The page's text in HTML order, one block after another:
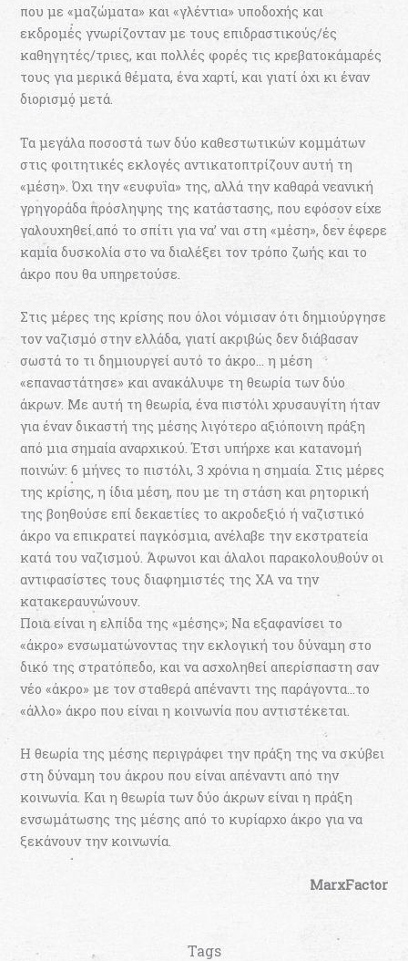
που με «μαζώματα» και «γλέντια» υποδοχής και
εκδρομές γνωρίζονταν με τους επιδραστικούς/ές
καθηγητές/τριες, και πολλές φορές τις κρεβατοκάμαρές
τους για μερικά θέματα, ένα χαρτί, και γιατί όχι κι έναν
διορισμό μετά.
Τα μεγάλα ποσοστά των δύο καθεστωτικών κομμάτων
στις φοιτητικές εκλογές αντικατοπτρίζουν αυτή τη
«μέση». Όχι την «ευφυΐα» της, αλλά την καθαρά νεανική
γρηγοράδα πρόσληψης της κατάστασης, που εφόσον είχε
γαλουχηθεί από το σπίτι για να’ ναι στη «μέση», δεν έφερε
καμία δυσκολία στο να διαλέξει τον τρόπο ζωής και το
άκρο που θα υπηρετούσε.
Στις μέρες της κρίσης που όλοι νόμισαν ότι δημιούργησε
τον ναζισμό στην ελλάδα, γιατί ακριβώς δεν διάβασαν
σωστά το τι δημιουργεί αυτό το άκρο… η μέση
«επαναστάτησε» και ανακάλυψε τη θεωρία των δύο
άκρων. Με αυτή τη θεωρία, ένα πιστόλι χρυσαυγίτη ήταν
για έναν δικαστή της μέσης λιγότερο αξιόποινη πράξη
από μια σημαία αναρχικού. Έτσι υπήρχε και κατανομή
ποινών: 6 μήνες το πιστόλι, 3 χρόνια η σημαία. Στις μέρες
της κρίσης, η ίδια μέση, που με τη στάση και ρητορική
της βοηθούσε επί δεκαετίες το ακροδεξιό ή ναζιστικό
άκρο να επικρατεί παγκόσμια, ανέλαβε την εκστρατεία
κατά του ναζισμού. Άφωνοι και άλαλοι παρακολουθούν οι
αντιφασίστες τους διαφημιστές της ΧΑ να την
κατακεραυνώνουν.
Ποια είναι η ελπίδα της «μέσης»; Να εξαφανίσει το
«άκρο» ενσωματώνοντας την εκλογική του δύναμη στο
δικό της στρατόπεδο, και να ασχοληθεί απερίσπαστη σαν
νέο «άκρο» με τον σταθερά απέναντι της παράγοντα…το
«άλλο» άκρο που είναι η κοινωνία που αντιστέκεται.
Η θεωρία της μέσης περιγράφει την πράξη της να σκύβει
στη δύναμη του άκρου που είναι απέναντι από την
κοινωνία. Και η θεωρία των δύο άκρων είναι η πράξη
ενσωμάτωσης της μέσης από το κυρίαρχο άκρο για να
ξεκάνουν την κοινωνία.
MarxFactor
Tags